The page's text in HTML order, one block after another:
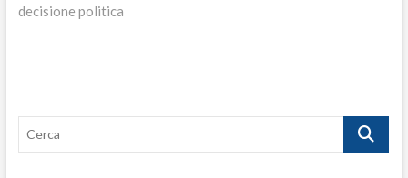
decisione politica
Cerca